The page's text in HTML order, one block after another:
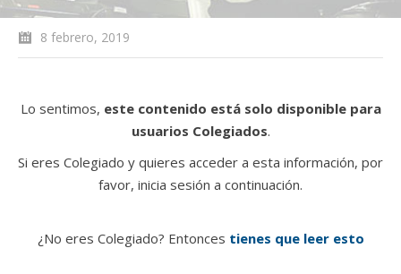
8 febrero, 2019
Lo sentimos, este contenido está solo disponible para
usuarios Colegiados.
Si eres Colegiado y quieres acceder a esta información, por
favor, inicia sesión a continuación.
¿No eres Colegiado? Entonces tienes que leer esto